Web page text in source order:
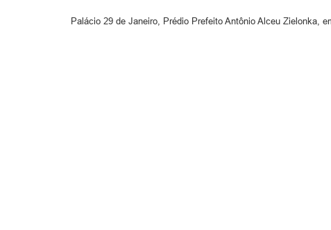
Palácio 29 de Janeiro, Prédio Prefeito Antônio Alceu Zielonka,